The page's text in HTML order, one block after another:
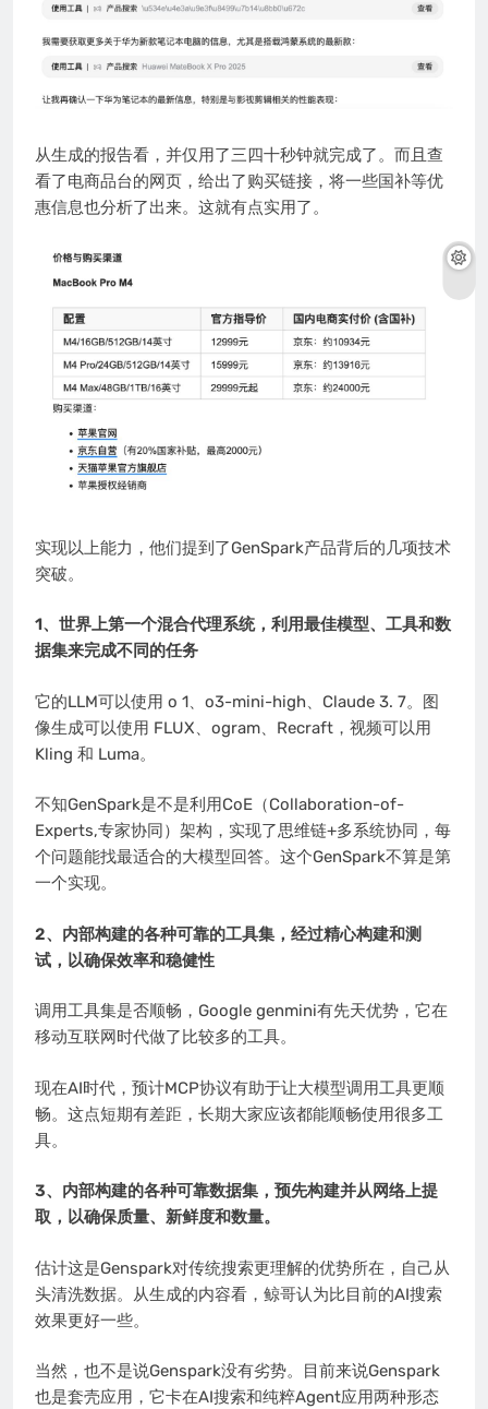
从生成的报告看，并仅用了三四十秒钟就完成了。而且查
看了电商品台的网页，给出了购买链接，将一些国补等优
惠信息也分析了出来。这就有点实用了。
实现以上能力，他们提到了GenSpark产品背后的几项技术
突破。
1、世界上第一个混合代理系统，利用最佳模型、工具和数
据集来完成不同的任务
它的LLM可以使用 o 1、o3-mini-high、Claude 3. 7。图
像生成可以使用 FLUX、ogram、Recraft，视频可以用
Kling 和 Luma。
不知GenSpark是不是利用CoE（Collaboration-of-
Experts,专家协同）架构，实现了思维链+多系统协同，每
个问题能找最适合的大模型回答。这个GenSpark不算是第
一个实现。
2、内部构建的各种可靠的工具集，经过精心构建和测
试，以确保效率和稳健性
调用工具集是否顺畅，Google genmini有先天优势，它在
移动互联网时代做了比较多的工具。
现在AI时代，预计MCP协议有助于让大模型调用工具更顺
畅。这点短期有差距，长期大家应该都能顺畅使用很多工
具。
3、内部构建的各种可靠数据集，预先构建并从网络上提
取，以确保质量、新鲜度和数量。
估计这是Genspark对传统搜索更理解的优势所在，自己从
头清洗数据。从生成的内容看，鲸哥认为比目前的AI搜索
效果更好一些。
当然，也不是说Genspark没有劣势。目前来说Genspark
也是套壳应用，它卡在AI搜索和纯粹Agent应用两种形态